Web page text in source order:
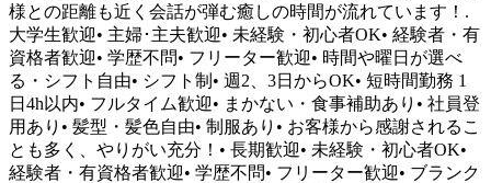
様との距離も近く会話が弾む癒しの時間が流れています！.
大学生歓迎• 主婦･主夫歓迎• 未経験・初心者OK• 経験者・有
資格者歓迎• 学歴不問• フリーター歓迎• 時間や曜日が選べ
る・シフト自由• シフト制• 週2、3日からOK• 短時間勤務 1
日4h以内• フルタイム歓迎• まかない・食事補助あり• 社員登
用あり• 髪型・髪色自由• 制服あり• お客様から感謝されるこ
とも多く、やりがい充分！• 長期歓迎• 未経験・初心者OK•
経験者・有資格者歓迎• 学歴不問• フリーター歓迎• ブランク